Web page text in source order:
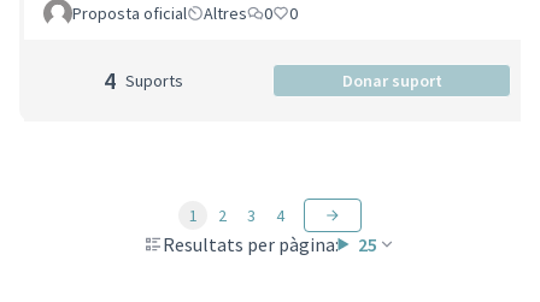
Proposta oficial Altres 0 0
4 Suports Donar suport
Resultats per pàgina: 25
1 2 3 4